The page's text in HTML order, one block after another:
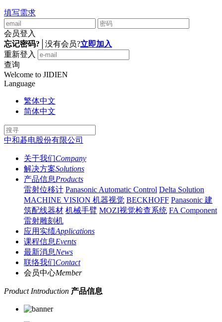
填写需求
会员登入
忘记密码?
没有会员?立即加入
重新登入
查询
Welcome to JIDIEN
Language
繁体中文
简体中文
中和碁电股份有限公司
关于我们Company
解决方案Solutions
产品信息Products
雷射位移计 Panasonic Automatic Control Delta Solution
MACHINE VISION 机器视觉 BECKHOFF Panasonic 建
筑配线器材 机械手臂 MOZI视觉检查系统 FA Component
雷射雕刻机
应用实绩Applications
课程信息Events
最新消息News
联络我们Contact
会员中心Member
Product Introduction 产品信息